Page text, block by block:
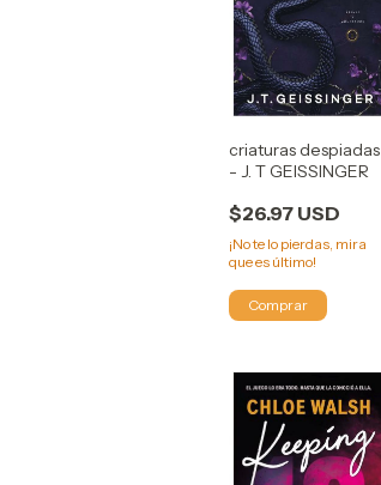
criaturas despiadas
- J. T GEISSINGER
$26.97 USD
¡No te lo pierdas, mira
que es último!